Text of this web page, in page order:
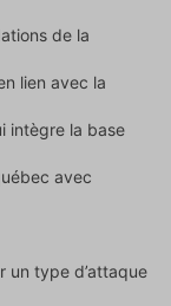
de la
lien avec la
intègre la base
avec
un type d’attaque